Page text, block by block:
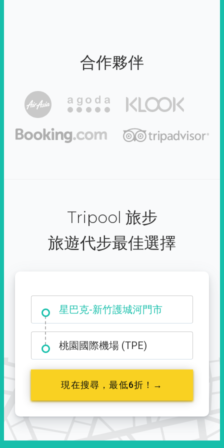
合作夥伴
Tripool 旅步
旅遊代步最佳選擇
星巴克-新竹護城河門市
大霸尖山登山口
桃園國際機場 (TPE)
現在搜尋，最低6折！→